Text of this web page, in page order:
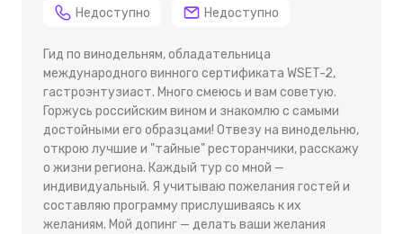
Недоступно Недоступно
Гид по винодельням, обладательница
международного винного сертификата WSET-2,
гастроэнтузиаст. Много смеюсь и вам советую.
Горжусь российским вином и знакомлю с самыми
достойными его образцами! Отвезу на винодельню,
открою лучшие и "тайные" ресторанчики, расскажу
о жизни региона. Каждый тур со мной —
индивидуальный. Я учитываю пожелания гостей и
составляю программу прислушиваясь к их
желаниям. Мой допинг — делать ваши желания